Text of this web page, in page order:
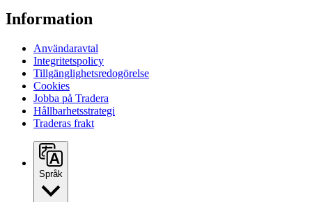
Information
Användaravtal
Integritetspolicy
Tillgänglighetsredogörelse
Cookies
Jobba på Tradera
Hållbarhetsstrategi
Traderas frakt
Språk